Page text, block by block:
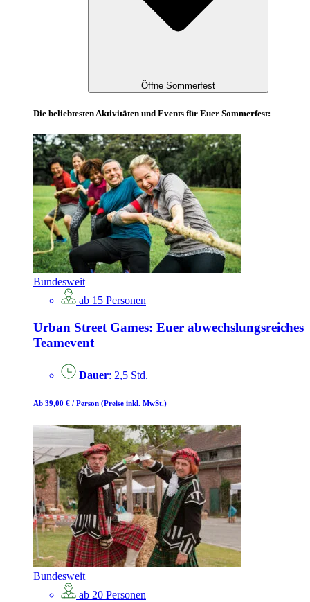
Öffne Sommerfest
Die beliebtesten Aktivitäten und Events für Euer Sommerfest:
Bundesweit
ab 15 Personen
Urban Street Games: Euer abwechslungsreiches
Teamevent
Dauer: 2,5 Std.
Ab 39,00 € / Person (Preise inkl. MwSt.)
Bundesweit
ab 20 Personen